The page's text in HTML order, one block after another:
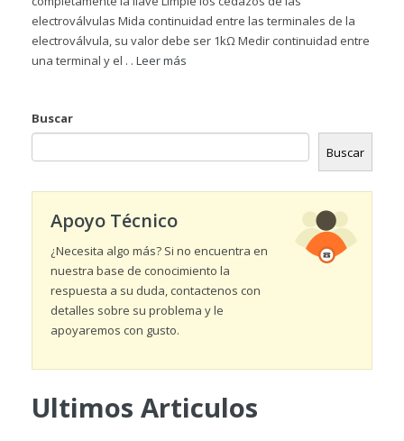
electroválvulas Mida continuidad entre las terminales de la
electroválvula, su valor debe ser 1kΩ Medir continuidad entre
una terminal y el . . Leer más
Buscar
Buscar
Apoyo Técnico
¿Necesita algo más? Si no encuentra en
nuestra base de conocimiento la
respuesta a su duda, contactenos con
detalles sobre su problema y le
apoyaremos con gusto.
Ultimos Articulos